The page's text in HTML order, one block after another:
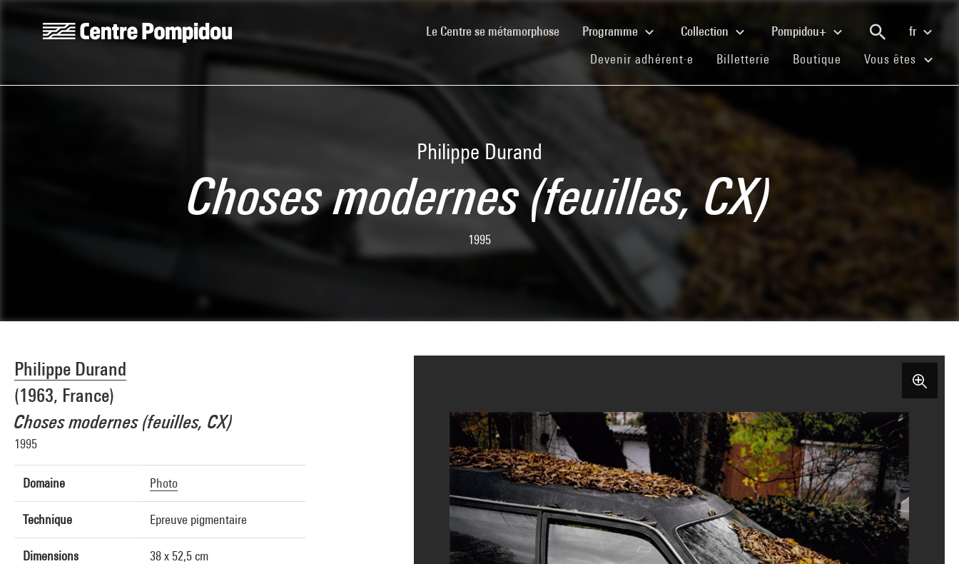
Le Centre se métamorphose(current)Programme Collection Pompidou+
fr
Devenir adhérent·e (current)
Billetterie (current)
Boutique (current)
Vous êtes
Philippe Durand
Choses modernes (feuilles, CX)
1995
Philippe Durand
(1963, France)
Choses modernes (feuilles, CX)
1995
Domaine Photo
Technique Epreuve pigmentaire
Dimensions 38 x 52,5 cm